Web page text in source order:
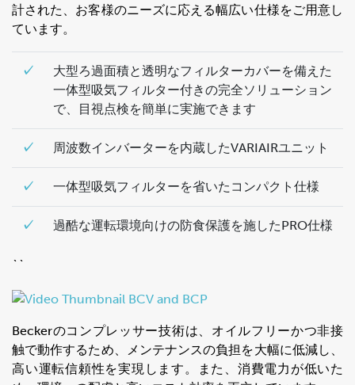
計された、お客様のニーズに応える幅広い仕様をご用意し
ています。
✓
大型ろ過面積と透明なフィルターカバーを備えた
一体型吸気フィルター付きの完全ソリューション
で、目視点検を簡単に実施できます
✓ 周波数インバーターを内蔵したVARIAIRユニット
✓ 一体型吸気フィルターを省いたコンパクト仕様
✓ 過酷な運転環境向けの防食保護を施したPRO仕様
Beckerのコンプレッサー技術は、オイルフリーかつ非接
触で動作するため、メンテナンスの負担を大幅に低減し、
高い運転信頼性を実現します。また、消費電力が低いた